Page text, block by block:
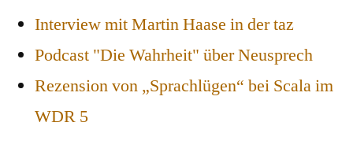
Interview mit Martin Haase in der taz
Podcast "Die Wahrheit" über Neusprech
Rezension von „Sprachlügen“ bei Scala im
WDR 5